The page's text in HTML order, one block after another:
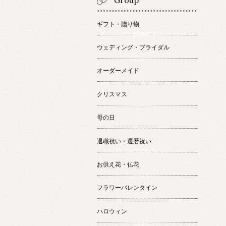
ギフト・贈り物
ウェディング・ブライダル
オーダーメイド
クリスマス
母の日
退職祝い・還暦祝い
お供え花・仏花
フラワーバレンタイン
ハロウィン